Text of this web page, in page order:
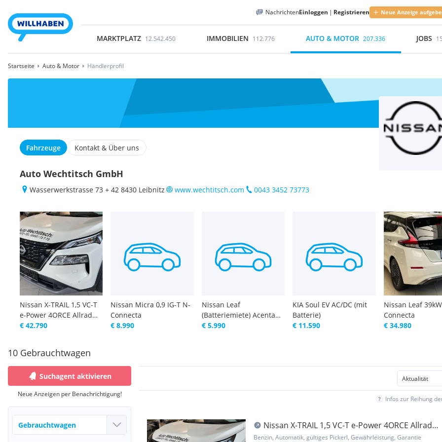
NachrichtenEinloggen | Registrieren Neue Anzeige
MARKTPLATZ 12.542.450 IMMOBILIEN 112.776 AUTO & MOTOR 207.336 JOBS
Startseite Auto & Motor Händlerprofil
Fahrzeuge Kontakt & Über uns
Auto Wechtitsch GmbH
Wasserwerkstrasse 73 + 42 8430 Leibnitz www.wechtitsch.com 0043 3452 73773
Nissan X-TRAIL 1,5 VC-T
e-Power 4ORCE Allrad
Acenta
€ 42.790
Nissan Micra 0,9 IG-T N-
Connecta
€ 8.990
Nissan Leaf
(Batteriemiete) Acenta
24 kWh
€ 5.990
KIA Soul EV AC/DC (mit
Batterie)
€ 11.590
Nissan Leaf
Connecta
€ 34.980
10 Gebrauchtwagen
Infos zur Reihung
Nissan X-TRAIL 1,5 VC-T e-Power 4ORCE Allrad
Acenta
Benzin, Automatik, gültiges Pickerl, Gewährleistung, Garantie
Suchagent aktivieren
Neue Anzeigen per Benachrichtigung!